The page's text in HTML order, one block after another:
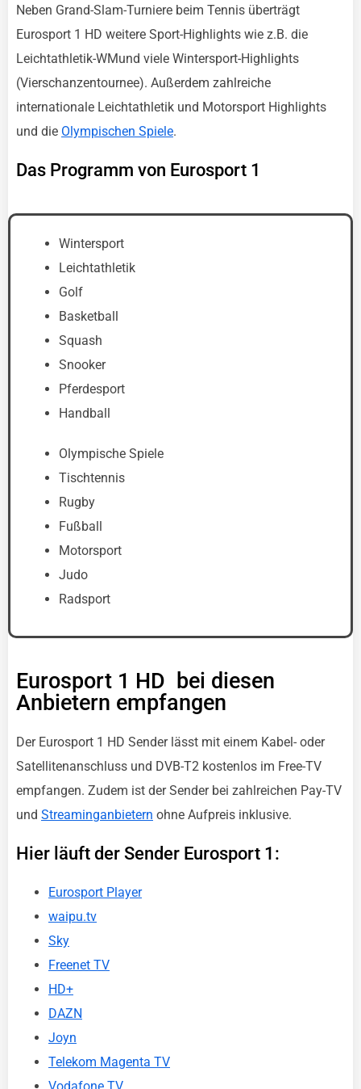
Neben Grand-Slam-Turniere beim Tennis überträgt
Eurosport 1 HD weitere Sport-Highlights wie z.B. die
Leichtathletik-WMund viele Wintersport-Highlights
(Vierschanzentournee). Außerdem zahlreiche
internationale Leichtathletik und Motorsport Highlights
und die Olympischen Spiele.
Das Programm von Eurosport 1
Wintersport
Leichtathletik
Golf
Basketball
Squash
Snooker
Pferdesport
Handball
Olympische Spiele
Tischtennis
Rugby
Fußball
Motorsport
Judo
Radsport
Eurosport 1 HD bei diesen
Anbietern empfangen
Der Eurosport 1 HD Sender lässt mit einem Kabel- oder
Satellitenanschluss und DVB-T2 kostenlos im Free-TV
empfangen. Zudem ist der Sender bei zahlreichen Pay-TV
und Streaminganbietern ohne Aufpreis inklusive.
Hier läuft der Sender Eurosport 1:
Eurosport Player
waipu.tv
Sky
Freenet TV
HD+
DAZN
Joyn
Telekom Magenta TV